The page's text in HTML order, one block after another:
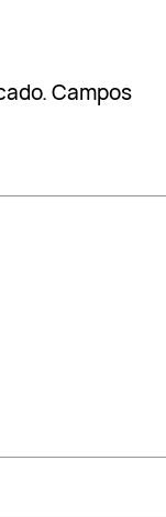
Campos